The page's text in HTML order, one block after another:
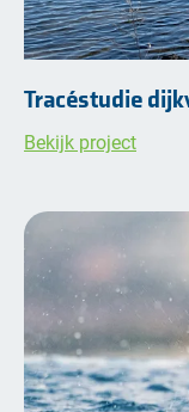
Tracéstudie
Bekijk project